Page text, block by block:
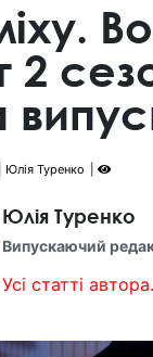
2
Юлія Туренко
Юлія Туренко
Випускаючий
Усі статті